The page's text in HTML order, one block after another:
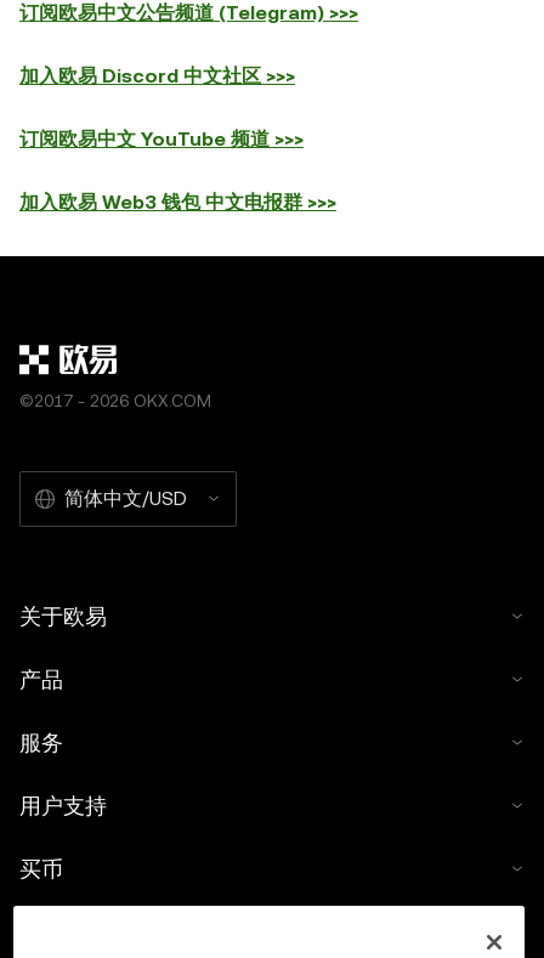
订阅欧易中文公告频道 (Telegram) >>>
加入欧易 Discord 中文社区 >>>
订阅欧易中文 YouTube 频道 >>>
加入欧易 Web3 钱包 中文电报群 >>>
©2017 - 2026 OKX.COM
简体中文/USD
关于欧易
产品
服务
用户支持
买币